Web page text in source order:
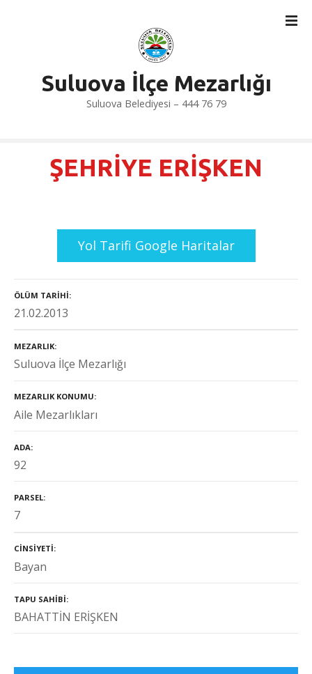
Suluova İlçe Mezarlığı
Suluova Belediyesi – 444 76 79
ŞEHRİYE ERİŞKEN
Yol Tarifi Google Haritalar
ÖLÜM TARIHI
21.02.2013
MEZARLIK
Suluova İlçe Mezarlığı
MEZARLIK KONUMU
Aile Mezarlıkları
ADA
92
PARSEL
7
CINSIYETI
Bayan
TAPU SAHIBI
BAHATTİN ERİŞKEN